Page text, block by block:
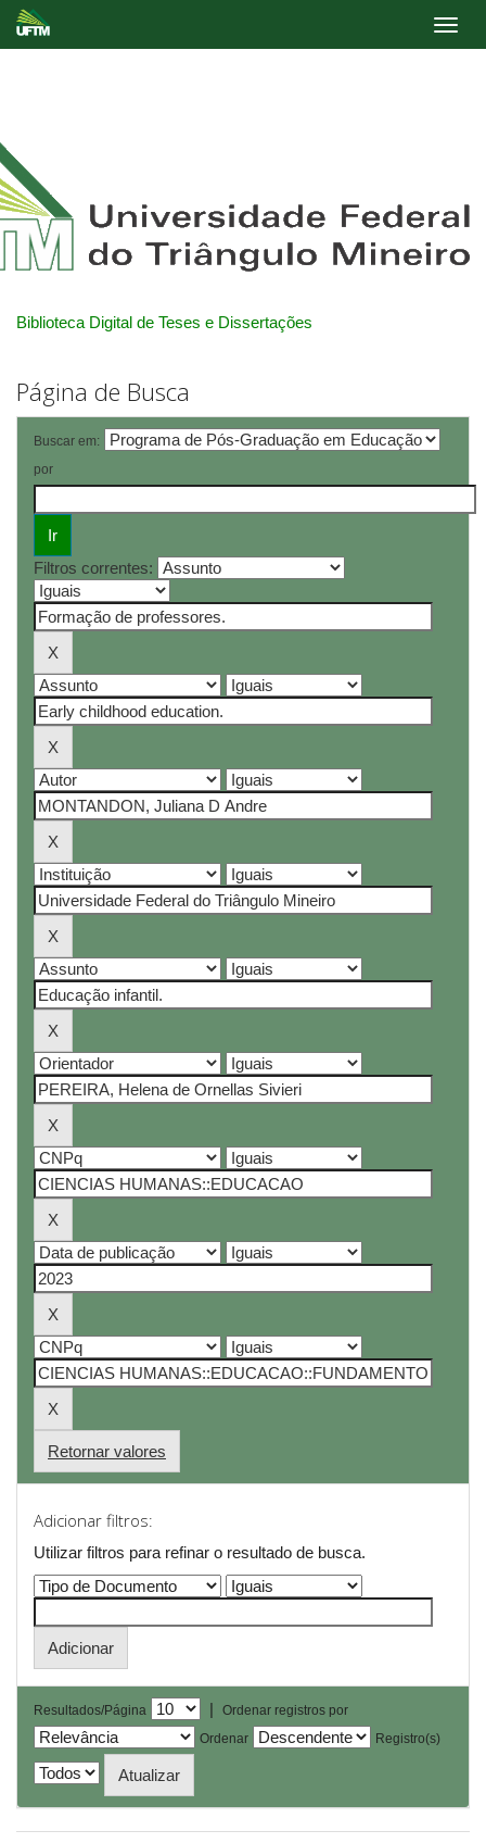
Biblioteca Digital de Teses e Dissertações
Página de Busca
Buscar em:
por
Filtros correntes:
Retornar valores
Adicionar filtros:
Utilizar filtros para refinar o resultado de busca.
Resultados/Página |
Ordenar registros por
Ordenar
Registro(s)